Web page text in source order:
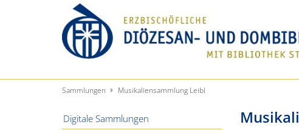
Zum Inhalt springen
Sammlungen Musikaliensammlung Leibl
Digitale Sammlungen